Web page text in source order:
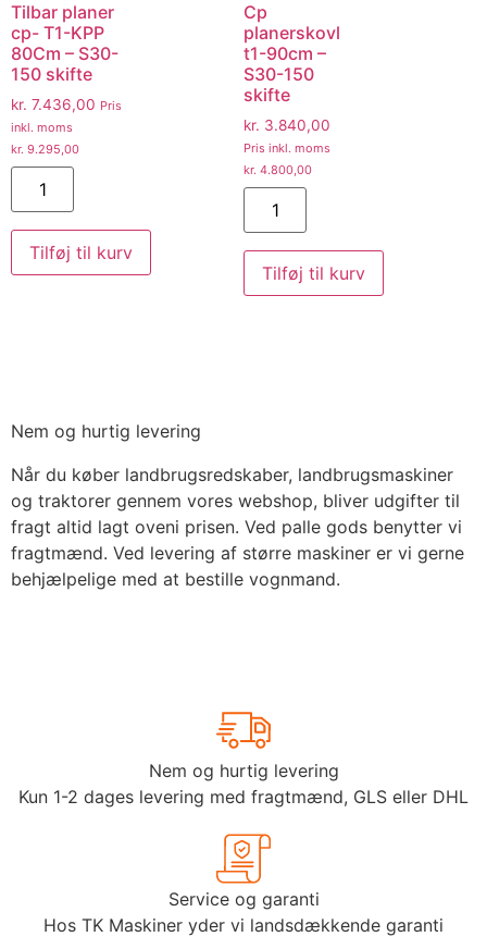
Tilbar planer
cp- T1-KPP
80Cm – S30-
150 skifte
kr. 7.436,00 Pris
inkl. moms
kr. 9.295,00
Tilføj til kurv
Cp
planerskovl
t1-90cm –
S30-150
skifte
kr. 3.840,00
Pris inkl. moms
kr. 4.800,00
Tilføj til kurv
Nem og hurtig levering
Når du køber landbrugsredskaber, landbrugsmaskiner
og traktorer gennem vores webshop, bliver udgifter til
fragt altid lagt oveni prisen. Ved palle gods benytter vi
fragtmænd. Ved levering af større maskiner er vi gerne
behjælpelige med at bestille vognmand.
Nem og hurtig levering
Kun 1-2 dages levering med fragtmænd, GLS eller DHL
Service og garanti
Hos TK Maskiner yder vi landsdækkende garanti